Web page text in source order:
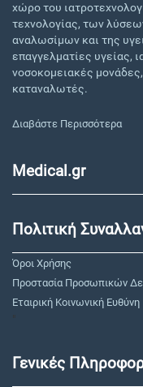
χώρο του
τεχνολογίας, των
αναλωσίμων και της
επαγγελματίες υγείας,
νοσοκομειακές
καταναλωτές.
Διαβάστε Περισσότερα
Medical.gr
Πολιτική
Όροι Χρήσης
Προστασία Προσωπικών
Εταιρική Κοινωνική Ευθύνη
"
Γενικές